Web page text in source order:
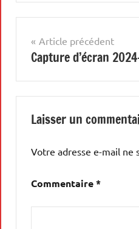
Navigation
de
l’article
Article précédent
Capture d’écran
Laisser un
Votre adresse e-mail ne
Commentaire*